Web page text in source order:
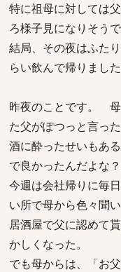
特に祖母に対しては
ろ様子見になりそうで
結局、その夜はふた
らい飲んで帰りまし
昨夜のことです。 母
た父がぽつっと言った
酒に酔ったせいもあ
で良かったんだよな？
今週は会社帰りに毎
い所で母から色々聞い
居酒屋で父に認めて
かしくなった。
でも母からは、「お